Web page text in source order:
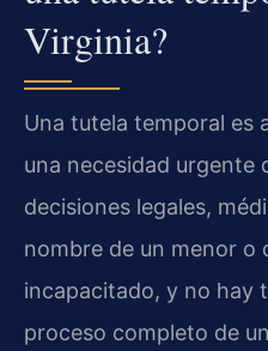
Virginia?
Una tutela temporal es
una necesidad urgente
decisiones legales,
nombre de un menor o
incapacitado, y no hay
proceso completo de